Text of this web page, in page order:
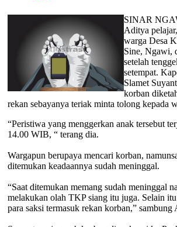
SINAR
Aditya
warga Desa
Sine, Ngawi,
setelah
setempat.
Slamet
korban
rekan sebayanya teriak minta tolong kepada
“Peristiwa yang menggerkan anak tersebut
14.00 WIB, “ terang dia.
Wargapun berupaya mencari korban,
ditemukan keadaannya sudah meninggal.
“Saat ditemukan memang sudah meninggal
melakukan olah TKP siang itu juga. Selain
para saksi termasuk rekan korban,”